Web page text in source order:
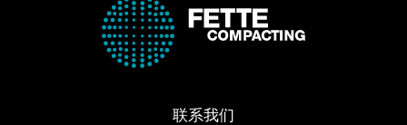
联系我们